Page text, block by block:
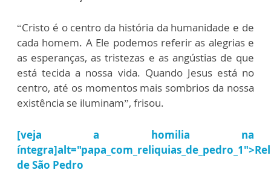
“Cristo é o centro da história da humanidade e de
cada homem. A Ele podemos referir as alegrias e
as esperanças, as tristezas e as angústias de que
está tecida a nossa vida. Quando Jesus está no
centro, até os momentos mais sombrios da nossa
existência se iluminam”, frisou.
[veja a homilia na
íntegra]alt="papa_com_reliquias_de_pedro_1">
de São Pedro